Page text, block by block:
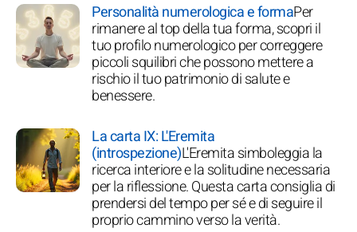
Personalità numerologica e formaPer
rimanere al top della tua forma, scopri il
tuo profilo numerologico per correggere
piccoli squilibri che possono mettere a
rischio il tuo patrimonio di salute e
benessere.
La carta IX: L'Eremita
(introspezione)L'Eremita simboleggia la
ricerca interiore e la solitudine necessaria
per la riflessione. Questa carta consiglia di
prendersi del tempo per sé e di seguire il
proprio cammino verso la verità.